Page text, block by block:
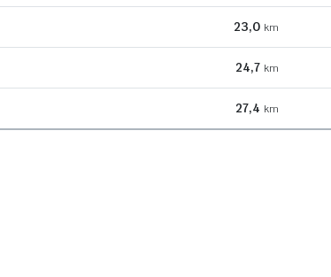
23,0 km
24,7 km
27,4 km